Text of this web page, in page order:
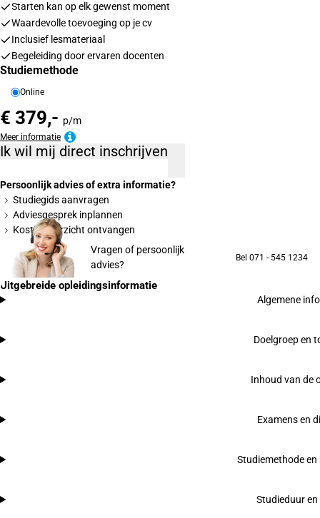
Starten kan op elk gewenst moment
Waardevolle toevoeging op je cv
Inclusief lesmateriaal
Begeleiding door ervaren docenten
Studiemethode
Online
€ 379,- p/m
Meer informatie
Ik wil mij direct inschrijven
Persoonlijk advies of extra informatie?
Studiegids aanvragen
Adviesgesprek inplannen
Kostenoverzicht ontvangen
Vragen of persoonlijk
advies?
Bel 071 - 545 1234
Uitgebreide opleidingsinformatie
Algemene
Doelgroep en
Inhoud van de
Examens en
Studiemethode en
Studieduur